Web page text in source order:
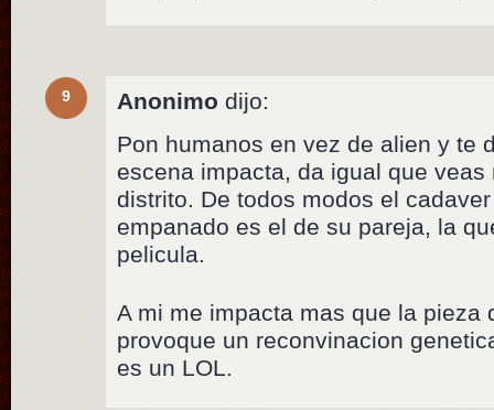
9 Anonimo dijo:
Pon humanos en vez de alien y te
escena impacta, da igual que
distrito. De todos modos el
empanado es el de su pareja, la
pelicula.
A mi me impacta mas que la pieza
provoque un reconvinacion
es un LOL.